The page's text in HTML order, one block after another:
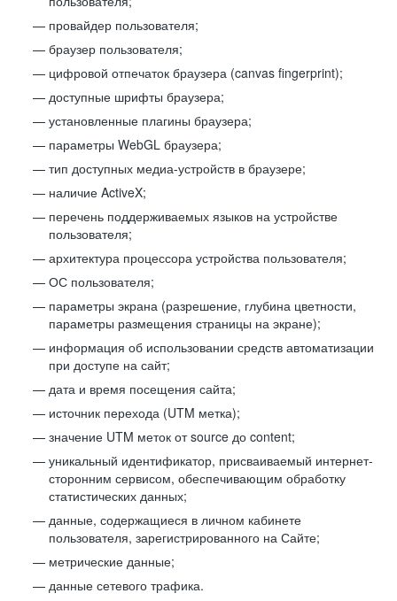
провайдер пользователя;
браузер пользователя;
цифровой отпечаток браузера (canvas fingerprint);
доступные шрифты браузера;
установленные плагины браузера;
параметры WebGL браузера;
тип доступных медиа-устройств в браузере;
наличие ActiveX;
перечень поддерживаемых языков на устройстве
пользователя;
архитектура процессора устройства пользователя;
ОС пользователя;
параметры экрана (разрешение, глубина цветности,
параметры размещения страницы на экране);
информация об использовании средств автоматизации
при доступе на сайт;
дата и время посещения сайта;
источник перехода (UTM метка);
значение UTM меток от source до content;
уникальный идентификатор, присваиваемый интернет-
сторонним сервисом, обеспечивающим обработку
статистических данных;
данные, содержащиеся в личном кабинете
пользователя, зарегистрированного на Сайте;
метрические данные;
данные сетевого трафика.